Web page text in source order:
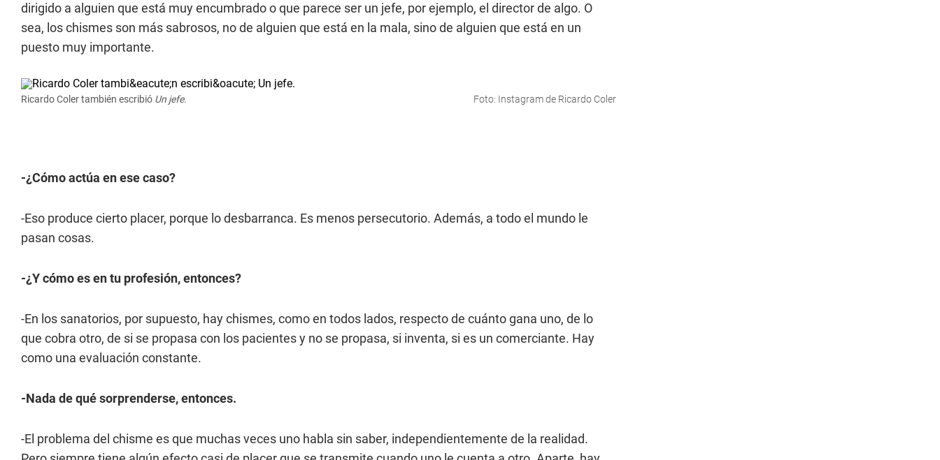
dirigido a alguien que está muy encumbrado o que parece ser un jefe, por ejemplo, el director de algo. O
sea, los chismes son más sabrosos, no de alguien que está en la mala, sino de alguien que está en un
puesto muy importante.
Ricardo Coler también escribió Un jefe. Foto: Instagram de Ricardo Coler
-¿Cómo actúa en ese caso?
-Eso produce cierto placer, porque lo desbarranca. Es menos persecutorio. Además, a todo el mundo le
pasan cosas.
-¿Y cómo es en tu profesión, entonces?
-En los sanatorios, por supuesto, hay chismes, como en todos lados, respecto de cuánto gana uno, de lo
que cobra otro, de si se propasa con los pacientes y no se propasa, si inventa, si es un comerciante. Hay
como una evaluación constante.
-Nada de qué sorprenderse, entonces.
-El problema del chisme es que muchas veces uno habla sin saber, independientemente de la realidad.